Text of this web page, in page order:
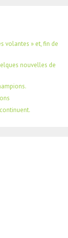
volantes » et, fin de
nouvelles de